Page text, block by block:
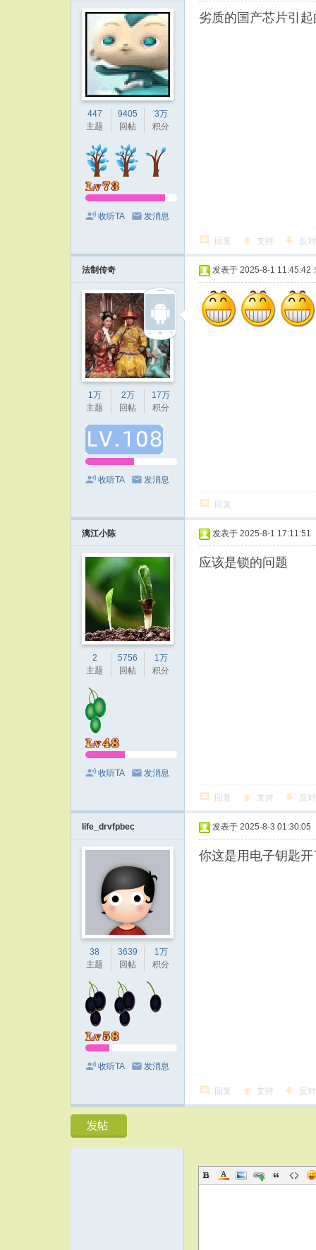
447
主题
9405
回帖
3万
积分
收听TA 发消息
劣质的国产芯片引
回复 支持 反对
法制传奇
1万
主题
2万
回帖
17万
积分
收听TA 发消息
发表于 2025-8-1 11:45:42
回复
漓江小陈
2
主题
5756
回帖
1万
积分
收听TA 发消息
发表于 2025-8-1 17:11:51
应该是锁的问题
回复 支持 反对
life_drvfpbec
38
主题
3639
回帖
1万
积分
收听TA 发消息
发表于 2025-8-3 01:30:05
你这是用电子钥匙
回复 支持 反对